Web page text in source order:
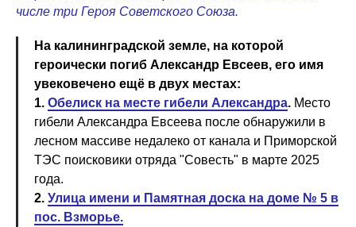
числе три Героя Советского Союза.
На калининградской земле, на которой
героически погиб Александр Евсеев, его имя
увековечено ещё в двух местах:
1. Обелиск на месте гибели Александра. Место
гибели Александра Евсеева после обнаружили в
лесном массиве недалеко от канала и Приморской
ТЭС поисковики отряда "Совесть" в марте 2025
года.
2. Улица имени и Памятная доска на доме № 5 в
пос. Взморье.